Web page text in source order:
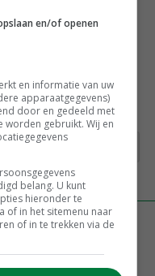
tegen elkaar weet
Net zo
de drie
ZLTO
neemt iets af
en/of openen
en informatie van uw
apparaatgegevens)
door en gedeeld met
gebruikt. Wij en
belang. U kunt
hieronder te
of in het sitemenu naar
of in te trekken via de